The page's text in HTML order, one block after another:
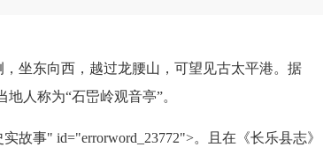
坐东向西，越过龙腰山，可望见古太平港。据
人称为“石岊岭观音亭”。
事" id="errorword_23772">。且在《长乐县志》